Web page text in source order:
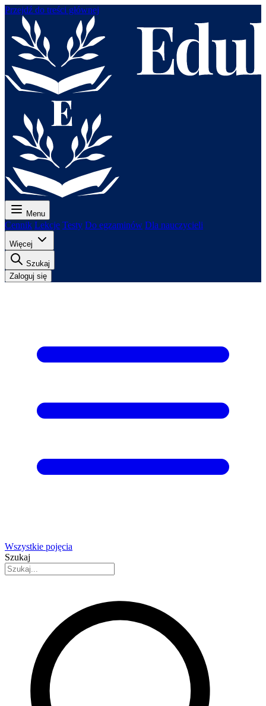
Przejdź do treści głównej
Menu
Cennik Lekcje Testy Do egzaminów Dla nauczycieli
Więcej
Szukaj
Zaloguj się
Wszystkie pojęcia
Szukaj